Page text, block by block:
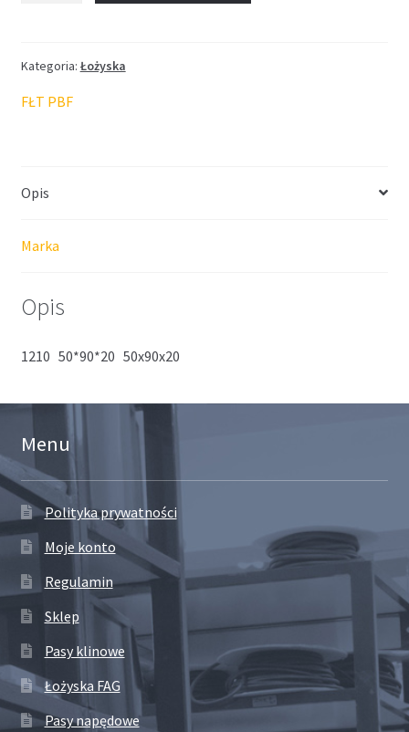
Kategoria: Łożyska
FŁT PBF
Opis
Marka
Opis
1210 50*90*20 50x90x20
Menu
Polityka prywatności
Moje konto
Regulamin
Sklep
Pasy klinowe
Łożyska FAG
Pasy napędowe